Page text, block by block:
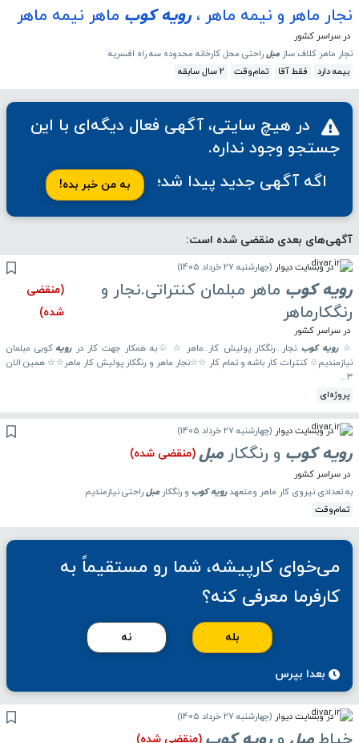
نجار ماهر و نیمه ماهر ،رویه کوب ماهر نیمه ماهر
در سراسر کشور
نجار ماهر کلاف ساز مبلراحتی محل کارخانه محدوده سه راه افسریه
بیمه دارد
فقط آقا تمام‌وقت 2 سال سابقه
در هیچ سایتی، آگهی فعال دیگه‌ای با این
جستجو وجود نداره.
اگه آگهی جدید پیدا شد؛
به من خبر بده!
آگهی‌های بعدی منقضی شده است:
در وبسایت دیوار (چهارشنبه 27 خرداد 1405 )
رویه کوب ماهر مبلمان کنتراتی.نجار و
رنگکارماهر
(منقضی
شده)
در سراسر کشور
☆رویه کوب..نجار...رنگکار پولیش کار..ماهر ☆ ♧به همکار جهت کار دررویه کوبی مبلمان
نیازمندیم♧ کنترات کار باشه و تمام کار ☆☆نجار ماهر و رنگکار پولیش کار ماهر☆☆ همین الان
۳...
پروژه‌ای
در وبسایت دیوار (چهارشنبه 27 خرداد 1405 )
رویه کوب و رنگکارمبل (منقضی شده)
در سراسر کشور
به تعدادی نیروی کار ماهر ومتعهدرویه کوب و رنگکار مبلراحتی نیازمندیم
تمام‌وقت
می‌خوای کارپیشه، شما رو مستقیماً به
کارفرما معرفی کنه؟
بله نه
بعدا بپرس
در وبسایت دیوار (چهارشنبه 27 خرداد 1405 )
(منقضی شده)